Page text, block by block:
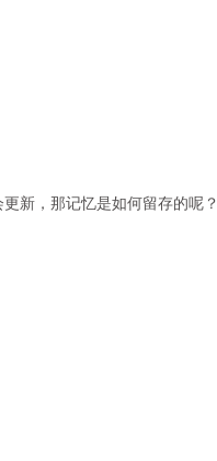
新，那记忆是如何留存的呢？